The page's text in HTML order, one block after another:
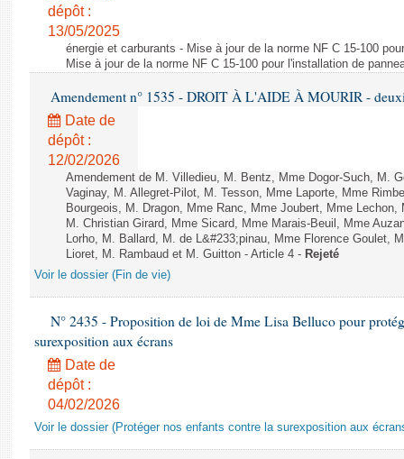
dépôt :
13/05/2025
énergie et carburants - Mise à jour de la norme NF C 15-100
Mise à jour de la norme NF C 15-100 pour l'installation de
Amendement n° 1535 - DROIT À L'AIDE À MOURIR -
Date de
dépôt :
12/02/2026
Amendement de M. Villedieu, M. Bentz, Mme Dogor-Such, M.
Vaginay, M. Allegret-Pilot, M. Tesson, Mme Laporte, Mme
Bourgeois, M. Dragon, Mme Ranc, Mme Joubert, Mme
M. Christian Girard, Mme Sicard, Mme Marais-Beuil, Mme
Lorho, M. Ballard, M. de L&#233;pinau, Mme Florence Goulet,
Lioret, M. Rambaud et M. Guitton - Article 4 - Rejeté
Voir le dossier (Fin de vie)
N° 2435 - Proposition de loi de Mme Lisa Belluco pour
surexposition aux écrans
Date de
dépôt :
04/02/2026
Voir le dossier (Protéger nos enfants contre la surexposition aux